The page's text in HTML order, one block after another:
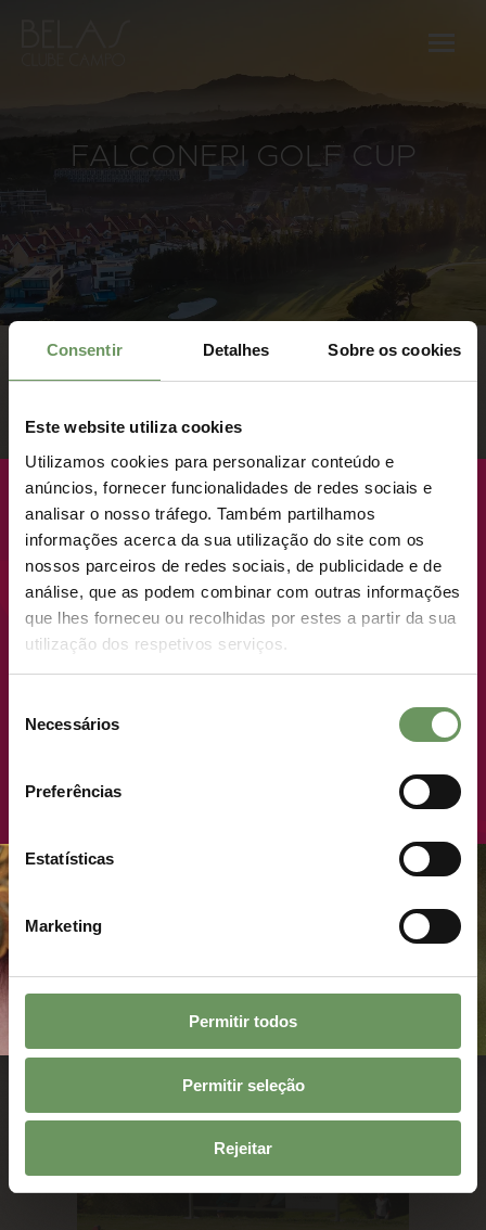
Consentir Detalhes Sobre os cookies
Este website utiliza cookies
Utilizamos cookies para personalizar conteúdo e
anúncios, fornecer funcionalidades de redes sociais e
analisar o nosso tráfego. Também partilhamos
informações acerca da sua utilização do site com os
nossos parceiros de redes sociais, de publicidade e de
análise, que as podem combinar com outras informações
que lhes forneceu ou recolhidas por estes a partir da sua
utilização dos respetivos serviços.
Necessários
Preferências
Estatísticas
Marketing
Permitir todos
Permitir seleção
Rejeitar
FALCONERI GOLF CUP
COMING SOON
NEW LAUNCH · PREMIUM PLOTS
WHERE LIVING LIKE
ROYALTY TAKES ON A